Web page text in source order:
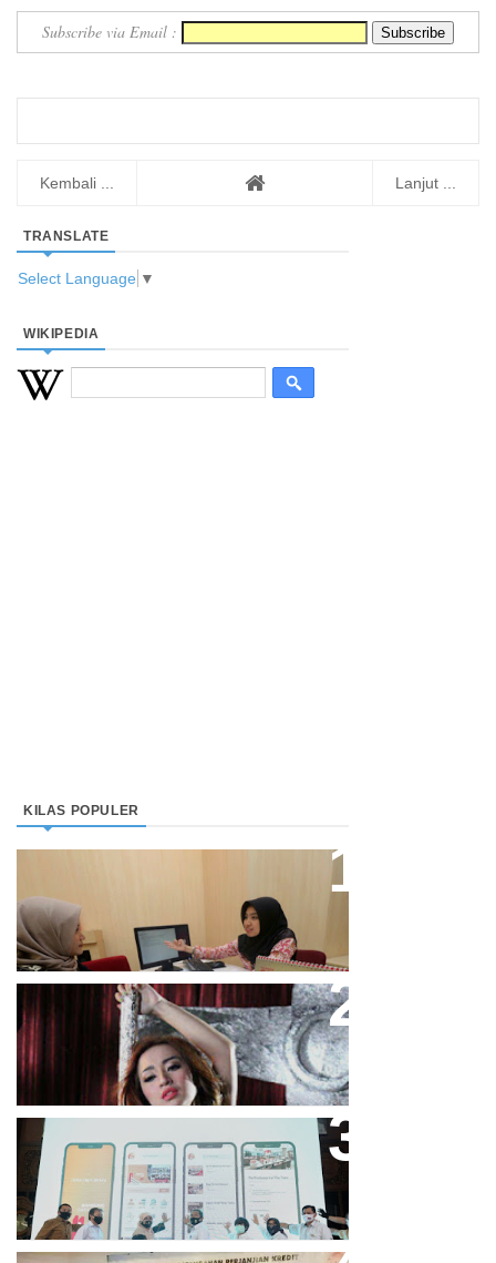
Subscribe via Email :
Kembali ... Lanjut ...
TRANSLATE
Select Language ▼
WIKIPEDIA
KILAS POPULER
Keuangan Syariah Di Indonesia
Meningkat
Cupi Cupita Luncurkan Single
“Yo Uwis”
Bandung Great Sale 2020 Go
Online Resmi Dimulai